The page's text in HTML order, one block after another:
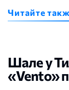
Читайте
Шале у
«Vento»